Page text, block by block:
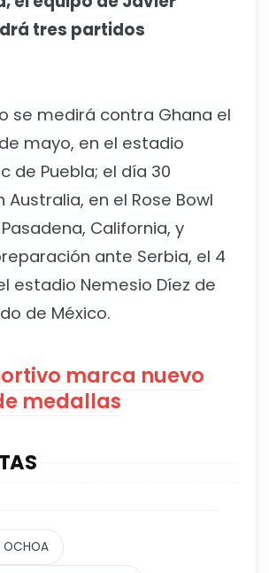
tres partidos
se medirá contra Ghana el
mayo, en el estadio
de Puebla; el día 30
en el Rose Bowl
California, y
ante Serbia, el 4
estadio Nemesio Díez de
de México.
marca nuevo
medallas
OCHOA